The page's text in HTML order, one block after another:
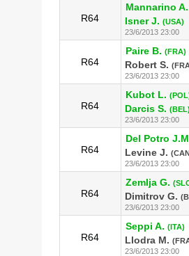
R64
Mannarino A.
Isner J. (USA)
23/6/2013 23:00
R64
Paire B. (FRA)
Robert S.
23/6/2013 23:00
R64
Kubot L.
Darcis S. (BEL)
23/6/2013 23:00
R64
Del Potro
Levine J.
23/6/2013 23:00
R64
Zemlja G.
Dimitrov G.
23/6/2013 23:00
R64
Seppi A. (ITA)
Llodra M.
23/6/2013 23:00